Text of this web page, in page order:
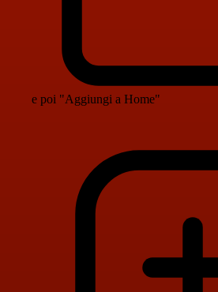
e poi "Aggiungi a Home"